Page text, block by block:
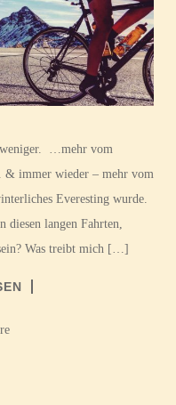
…mehr vom
immer wieder – mehr vom
Everesting wurde.
diesen langen Fahrten,
Was treibt mich […]